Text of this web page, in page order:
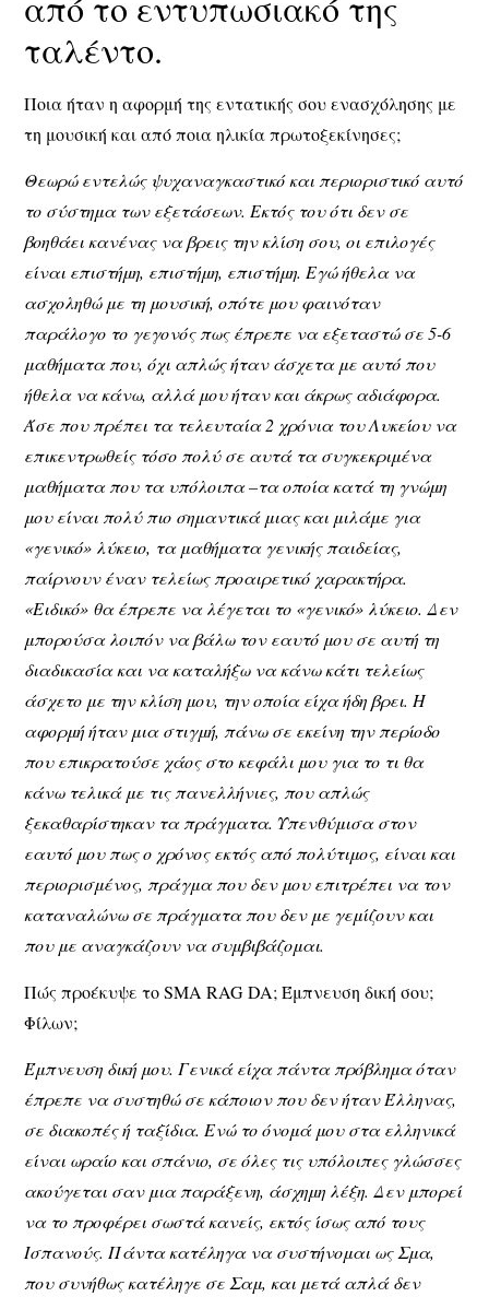
ταλέντο.
Ποια ήταν η αφορμή της εντατικής σου ενασχόλησης με
τη μουσική και από ποια ηλικία πρωτοξεκίνησες;
Θεωρώ εντελώς ψυχαναγκαστικό και περιοριστικό αυτό
το σύστημα των εξετάσεων. Εκτός του ότι δεν σε
βοηθάει κανένας να βρεις την κλίση σου, οι επιλογές
είναι επιστήμη, επιστήμη, επιστήμη. Εγώ ήθελα να
ασχοληθώ με τη μουσική, οπότε μου φαινόταν
παράλογο το γεγονός πως έπρεπε να εξεταστώ σε 5-6
μαθήματα που, όχι απλώς ήταν άσχετα με αυτό που
ήθελα να κάνω, αλλά μου ήταν και άκρως αδιάφορα.
Άσε που πρέπει τα τελευταία 2 χρόνια του Λυκείου να
επικεντρωθείς τόσο πολύ σε αυτά τα συγκεκριμένα
μαθήματα που τα υπόλοιπα –τα οποία κατά τη γνώμη
μου είναι πολύ πιο σημαντικά μιας και μιλάμε για
«γενικό» λύκειο, τα μαθήματα γενικής παιδείας,
παίρνουν έναν τελείως προαιρετικό χαρακτήρα.
«Ειδικό» θα έπρεπε να λέγεται το «γενικό» λύκειο. Δεν
μπορούσα λοιπόν να βάλω τον εαυτό μου σε αυτή τη
διαδικασία και να καταλήξω να κάνω κάτι τελείως
άσχετο με την κλίση μου, την οποία είχα ήδη βρει. Η
αφορμή ήταν μια στιγμή, πάνω σε εκείνη την περίοδο
που επικρατούσε χάος στο κεφάλι μου για το τι θα
κάνω τελικά με τις πανελλήνιες, που απλώς
ξεκαθαρίστηκαν τα πράγματα. Υπενθύμισα στον
εαυτό μου πως ο χρόνος εκτός από πολύτιμος, είναι και
περιορισμένος, πράγμα που δεν μου επιτρέπει να τον
καταναλώνω σε πράγματα που δεν με γεμίζουν και
που με αναγκάζουν να συμβιβάζομαι.
Πώς προέκυψε το SMA RAG DA; Έμπνευση δική σου;
Φίλων;
Έμπνευση δική μου. Γενικά είχα πάντα πρόβλημα όταν
έπρεπε να συστηθώ σε κάποιον που δεν ήταν Έλληνας,
σε διακοπές ή ταξίδια. Ενώ το όνομά μου στα ελληνικά
είναι ωραίο και σπάνιο, σε όλες τις υπόλοιπες γλώσσες
ακούγεται σαν μια παράξενη, άσχημη λέξη. Δεν μπορεί
να το προφέρει σωστά κανείς, εκτός ίσως από τους
Ισπανούς. Πάντα κατέληγα να συστήνομαι ως Σμα,
που συνήθως κατέληγε σε Σαμ, και μετά απλά δεν